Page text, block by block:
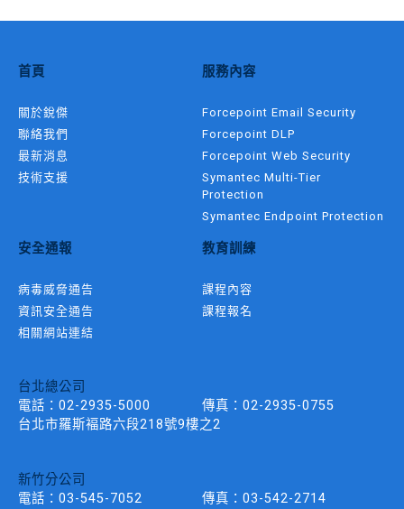
首頁
關於銳傑
聯絡我們
最新消息
技術支援
服務內容
Forcepoint Email Security
Forcepoint DLP
Forcepoint Web Security
Symantec Multi-Tier
Protection
Symantec Endpoint Protection
安全通報
病毒威脅通告
資訊安全通告
相關網站連結
教育訓練
課程內容
課程報名
台北總公司
電話： 02-2935-5000 傳真： 02-2935-0755
台北市羅斯褔路六段218號9樓之2
新竹分公司
電話： 03-545-7052 傳真： 03-542-2714